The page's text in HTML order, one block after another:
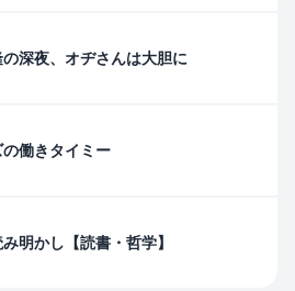
深夜、オヂさんは大胆に
働きタイミー
明かし【読書・哲学】